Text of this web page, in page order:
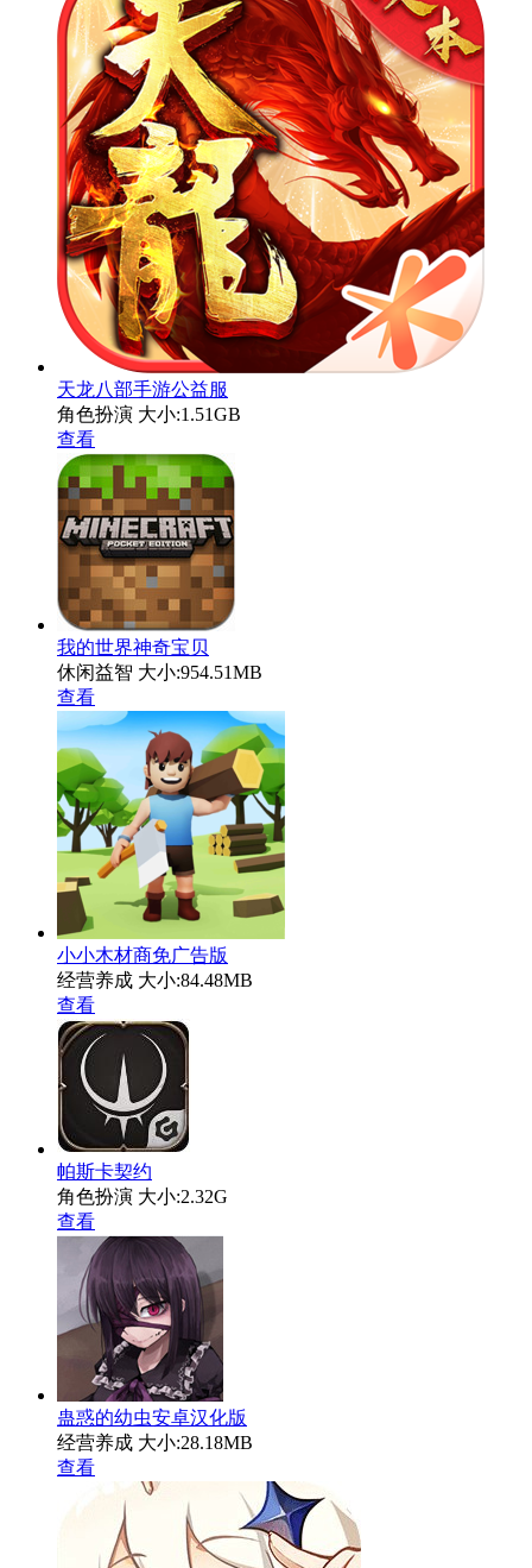
天龙八部手游公益服
角色扮演 大小:1.51GB
查看
我的世界神奇宝贝
休闲益智 大小:954.51MB
查看
小小木材商免广告版
经营养成 大小:84.48MB
查看
帕斯卡契约
角色扮演 大小:2.32G
查看
蛊惑的幼虫安卓汉化版
经营养成 大小:28.18MB
查看